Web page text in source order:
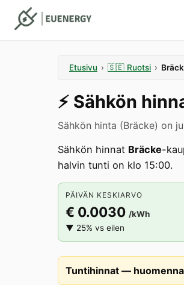
Etusivu › 🇸🇪 Ruotsi ›
⚡️ Sähkön
Sähkön hinta (Bräcke) on
Sähkön hinnat Bräcke-
halvin tunti on klo 15:00.
PÄIVÄN KESKIARVO
€ 0.0030 /kWh
▼ 25% vs eilen
Tuntihinnat — huomenna